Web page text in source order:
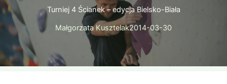
Turniej 4 Ścianek – edycja Bielsko-Biała
Małgorzata Kusztelak2014-03-30